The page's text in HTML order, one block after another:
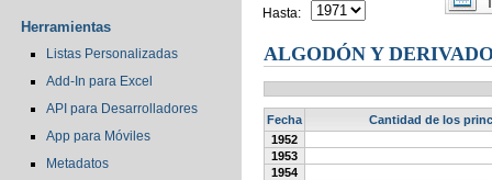
Herramientas
Listas Personalizadas
Add-In para Excel
API para Desarrolladores
App para Móviles
Metadatos
Hasta:
ALGODÓN Y
Fecha
Cantidad de los
1952
1953
1954